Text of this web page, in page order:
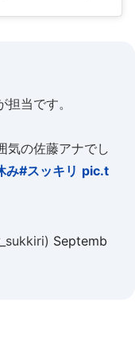
当です。
気の佐藤アナでし
み#スッキリ pic.t
Septemb